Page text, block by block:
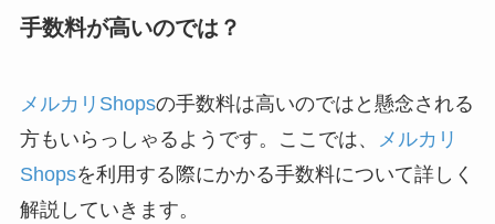
手数料が高いのでは？
メルカリShopsの手数料は高いのではと懸念される
方もいらっしゃるようです。ここでは、
メルカリ
Shopsを利用する際にかかる手数料について詳しく
解説していきます。